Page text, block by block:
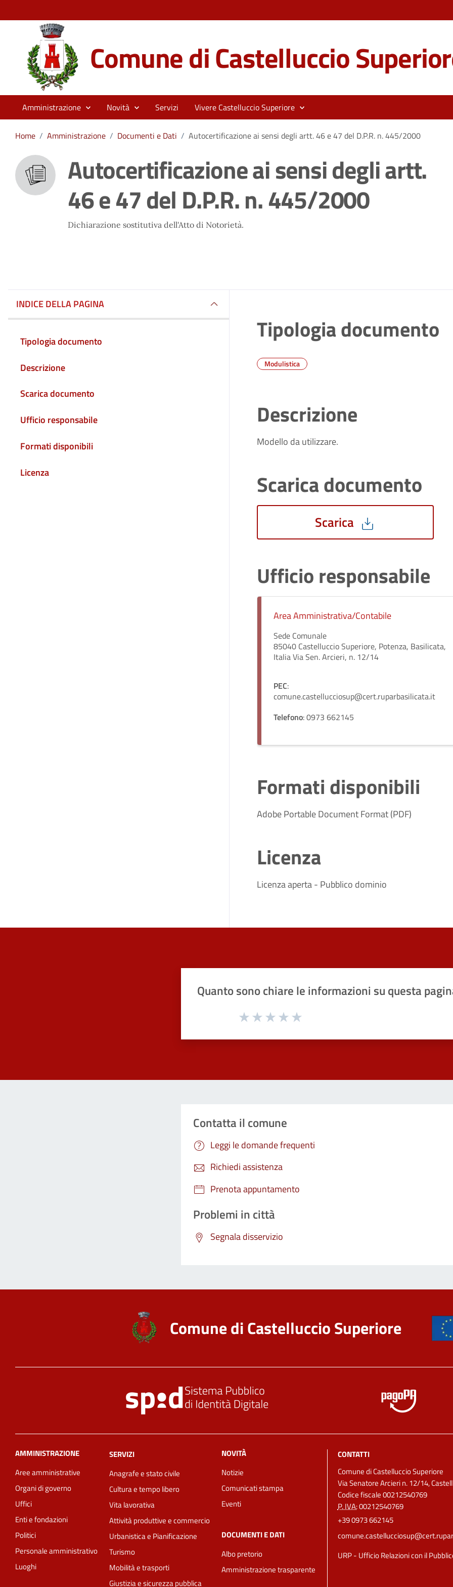
Comune di Castelluccio
Amministrazione Novità Servizi Vivere Castelluccio Superiore
Home / Amministrazione / Documenti e Dati / Autocertificazione ai sensi degli artt. 46 e 47 del D.P.R. n. 445/2000
Autocertificazione ai sensi degli artt.
46 e 47 del D.P.R. n. 445/2000
Dichiarazione sostitutiva dell'Atto di Notorietà.
INDICE DELLA PAGINA
Tipologia documento
Descrizione
Scarica documento
Ufficio responsabile
Formati disponibili
Licenza
Tipologia documento
Modulistica
Descrizione
Modello da utilizzare.
Scarica documento
Scarica
Ufficio responsabile
Area Amministrativa/Contabile
Sede Comunale
85040 Castelluccio Superiore, Potenza, Basilicata,
Italia Via Sen. Arcieri, n. 12/14
PEC:
comune.castellucciosup@cert.ruparbasilicata.it
Telefono: 0973 662145
Formati disponibili
Adobe Portable Document Format (PDF)
Licenza
Licenza aperta - Pubblico dominio
Quanto sono chiare le informazioni su questa
Valuta da 1 a 5 stelle la pagina
Contatta il comune
Leggi le domande frequenti
Richiedi assistenza
Prenota appuntamento
Problemi in città
Segnala disservizio
Comune di Castelluccio Superiore
AMMINISTRAZIONE
Aree amministrative
Organi di governo
Uffici
Enti e fondazioni
Politici
Personale amministrativo
Luoghi
SERVIZI
Anagrafe e stato civile
Cultura e tempo libero
Vita lavorativa
Attività produttive e commercio
Urbanistica e Pianificazione
Turismo
Mobilità e trasporti
Giustizia e sicurezza pubblica
NOVITÀ
Notizie
Comunicati stampa
Eventi
DOCUMENTI E DATI
Albo pretorio
Amministrazione trasparente
CONTATTI
Comune di Castelluccio Superiore
Via Senatore Arcieri n. 12/14,
Codice fiscale 00212540769
P. IVA:00212540769
+39 0973 662145
URP - Ufficio Relazioni con il